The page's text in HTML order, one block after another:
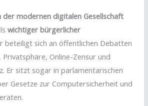
der modernen digitalen Gesellschaft
wichtiger bürgerlicher
beteiligt sich an öffentlichen Debatten
Online-Zensur und
Er sitzt sogar in parlamentarischen
Gesetze zur Computersicherheit und